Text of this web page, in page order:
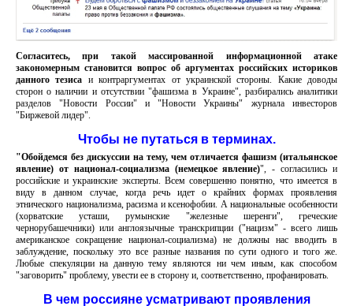
Согласитесь, при такой массированной информационной атаке
закономерным становится вопрос об аргументах российских историков
данного тезиса и контраргументах от украинской стороны. Какие доводы
сторон о наличии и отсутствии "фашизма в Украине", разбирались аналитики
разделов "Новости России" и "Новости Украины" журнала инвесторов
"Биржевой лидер".
Чтобы не путаться в терминах.
"Обойдемся без дискуссии на тему, чем отличается фашизм (итальянское
явление) от национал-социализма (немецкое явление)", - согласились и
российские и украинские эксперты. Всем совершенно понятно, что имеется в
виду в данном случае, когда речь идет о крайних формах проявления
этнического национализма, расизма и ксенофобии. А национальные особенности
(хорватские усташи, румынские "железные шеренги", греческие
чернорубашечники) или англоязычные транскрипции ("нацизм" - всего лишь
американское сокращение национал-социализма) не должны нас вводить в
заблуждение, поскольку это все разные названия по сути одного и того же.
Любые спекуляции на данную тему являются ни чем иным, как способом
"заговорить" проблему, увести ее в сторону и, соответственно, профанировать.
В чем россияне усматривают проявления